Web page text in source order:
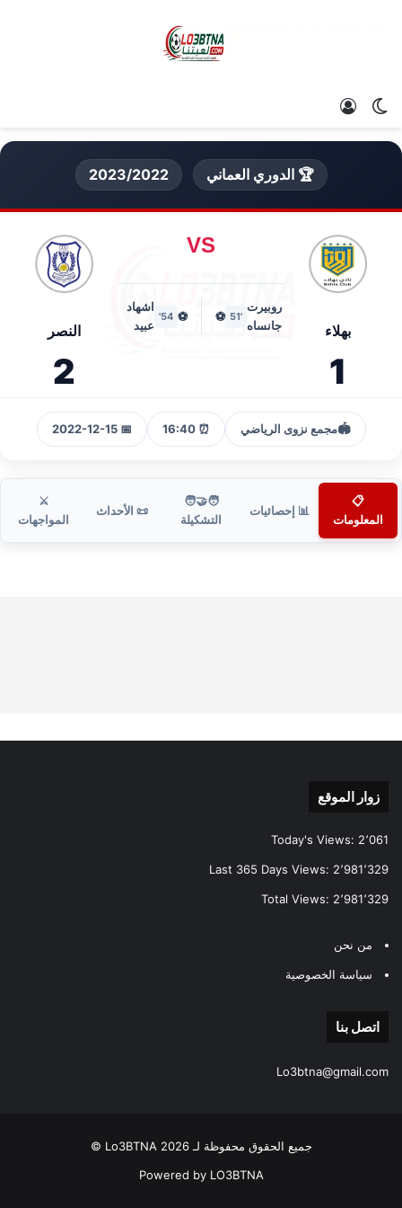
الوضع المظلم
🏆 الدوري العماني 2023/2022
بهلاء
1
VS
روبيرت
جانساه
'51
⚽
⚽
54'
اشهاد
عبيد
النصر
2
🏟️مجمع نزوى الرياضي ⏰ 16:40
📅 2022-12-15
📋
المعلومات
📊 إحصائيات
🧑‍🤝‍🧑
التشكيلة
📜 الأحداث
⚔️
المواجهات
زوار الموقع
Today's Views: 2٬061
Last 365 Days Views: 2٬981٬329
Total Views: 2٬981٬329
من نحن
سياسة الخصوصية
اتصل بنا
Lo3btna@gmail.com
جميع الحقوق محفوظة لـ Lo3BTNA 2026 ©
Powered by LO3BTNA